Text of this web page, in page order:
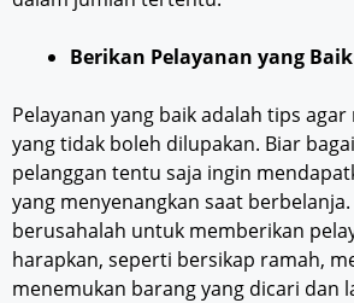
Berikan Pelayanan yang Baik
Pelayanan yang baik adalah tips
yang tidak boleh dilupakan. Biar
pelanggan tentu saja ingin
yang menyenangkan saat
berusahalah untuk memberikan
harapkan, seperti bersikap ramah,
menemukan barang yang dicari dan